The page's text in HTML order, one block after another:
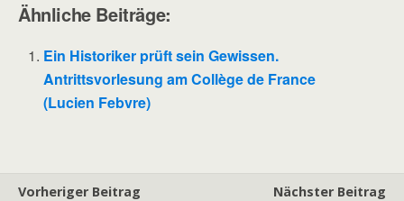
Ähnliche Beiträge:
Ein Historiker prüft sein Gewissen.
Antrittsvorlesung am Collège de France
(Lucien Febvre)
Vorheriger Beitrag
Nächster Beitrag